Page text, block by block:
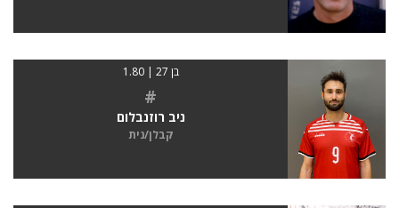
בן 27 | 1.80
#
ניב רוזנבלום
קבלן/נית